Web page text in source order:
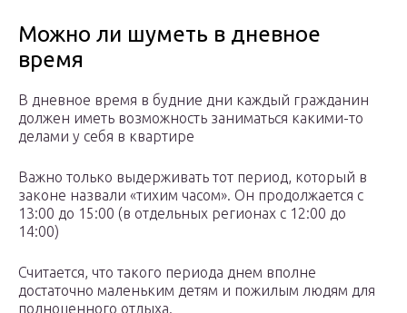
Можно ли шуметь в дневное
время
В дневное время в будние дни каждый гражданин
должен иметь возможность заниматься какими-то
делами у себя в квартире
Важно только выдерживать тот период, который в
законе назвали «тихим часом». Он продолжается с
13:00 до 15:00 (в отдельных регионах с 12:00 до
14:00)
Считается, что такого периода днем вполне
достаточно маленьким детям и пожилым людям для
полноценного отдыха.